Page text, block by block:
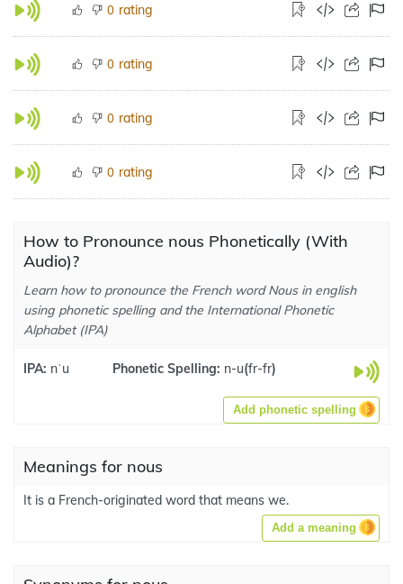
0 rating
0 rating
0 rating
0 rating
How to Pronounce nous Phonetically (With
Audio)?
Learn how to pronounce the French word Nous in english
using phonetic spelling and the International Phonetic
Alphabet (IPA)
IPA: nˈu Phonetic Spelling: n-u(fr-fr)
Add phonetic spelling
Meanings for nous
It is a French-originated word that means we.
Add a meaning